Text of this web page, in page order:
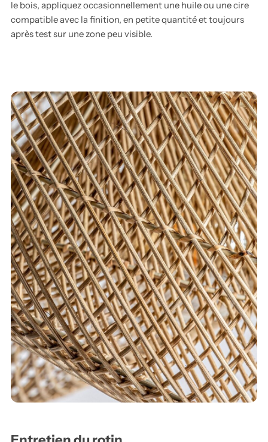
le bois, appliquez occasionnellement une huile ou une cire
compatible avec la finition, en petite quantité et toujours
après test sur une zone peu visible.